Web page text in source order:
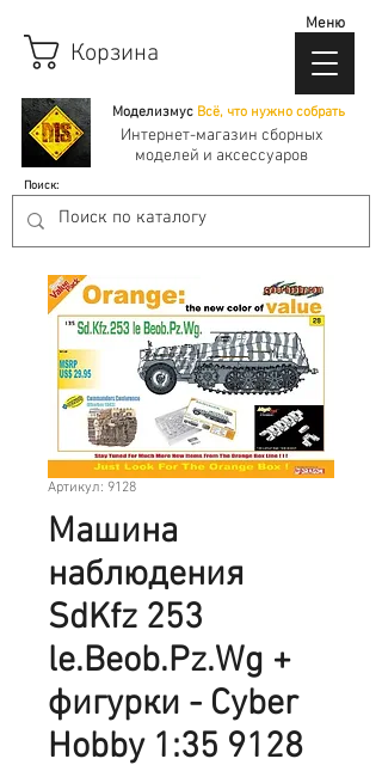
Моделизмус Всё, что нужно собрать
Корзина
Интернет-магазин сборных
моделей и аксессуаров
Поиск:
Меню
Артикул: 9128
Машина
наблюдения
SdKfz 253
le.Beob.Pz.Wg +
фигурки - Cyber
Hobby 1:35 9128